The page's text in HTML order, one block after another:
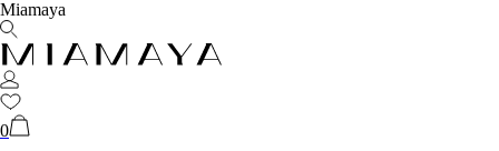
Miamaya
0